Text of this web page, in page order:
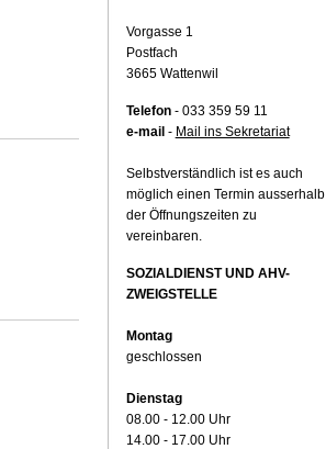
Vorgasse 1
Postfach
3665 Wattenwil
Telefon- 033 359 59 11
e-mail - Mail ins Sekretariat
Selbstverständlich ist es auch
möglich einen Termin ausserhalb
der Öffnungszeiten zu
vereinbaren.
SOZIALDIENST UND AHV-
ZWEIGSTELLE
Montag
geschlossen
Dienstag
08.00 - 12.00 Uhr
14.00 - 17.00 Uhr